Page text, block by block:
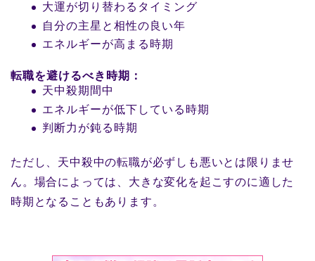
大運が切り替わるタイミング
自分の主星と相性の良い年
エネルギーが高まる時期
転職を避けるべき時期：
天中殺期間中
エネルギーが低下している時期
判断力が鈍る時期
ただし、天中殺中の転職が必ずしも悪いとは限りませ
ん。場合によっては、大きな変化を起こすのに適した
時期となることもあります。